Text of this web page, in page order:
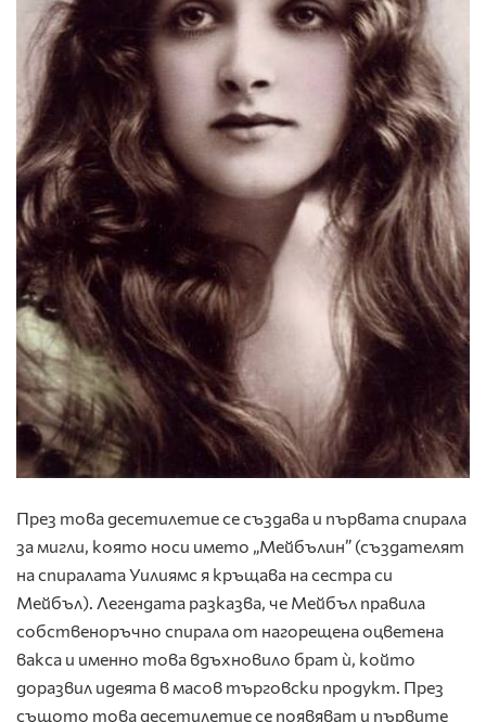
През това десетилетие се създава и първата спирала
за мигли, която носи името „Мейбълин” (създателят
на спиралата Уилиямс я кръщава на сестра си
Мейбъл). Легендата разказва, че Мейбъл правила
собственоръчно спирала от нагорещена оцветена
вакса и именно това вдъхновило брат ѝ, който
доразвил идеята в масов търговски продукт. През
същото това десетилетие се появяват и първите